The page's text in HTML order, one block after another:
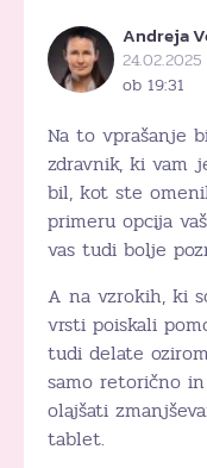
Andreja
ob 19:31
Na to vprašanje
zdravnik, ki vam
bil, kot ste
primeru opcija
vas tudi bolje
A na vzrokih, ki
vrsti poiskali
tudi delate
samo retorično
olajšati
tablet.